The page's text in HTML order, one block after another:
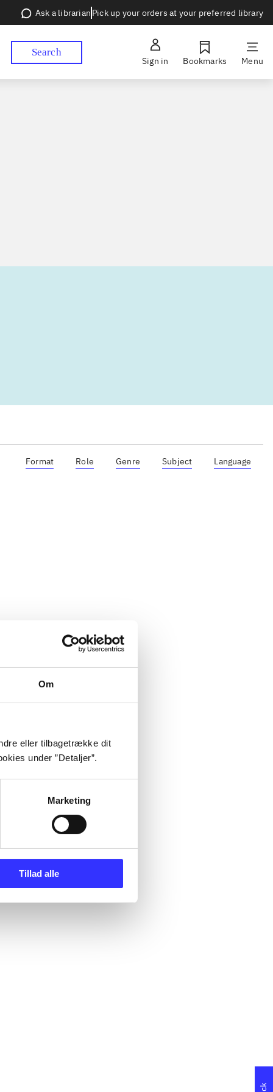
Om
eller tilbagetrække dit
under ”Detaljer”.
Marketing
Tillad alle
Ask a librarian Pick up your orders at your preferred library
Search
Sign in Bookmarks Menu
Format Role Genre Subject Language